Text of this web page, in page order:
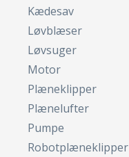
Kædesav
Løvblæser
Løvsuger
Motor
Plæneklipper
Plænelufter
Pumpe
Robotplæneklipper